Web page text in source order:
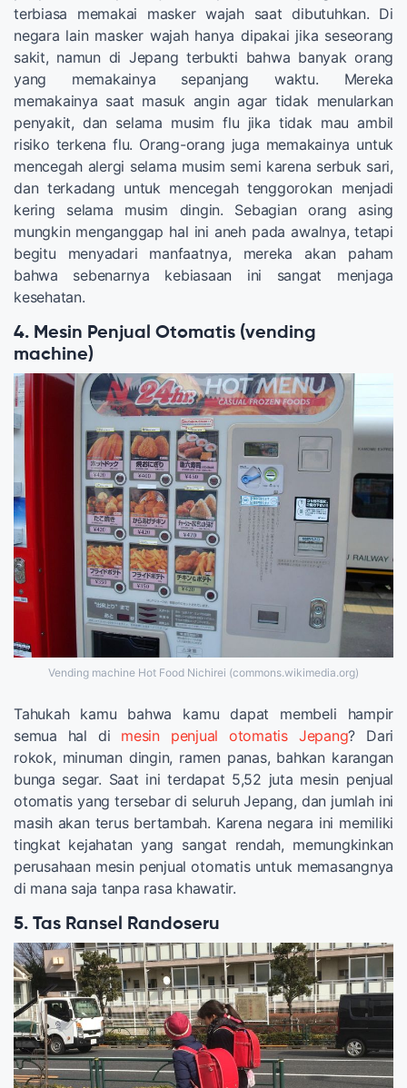
terbiasa memakai masker wajah saat dibutuhkan. Di
negara lain masker wajah hanya dipakai jika seseorang
sakit, namun di Jepang terbukti bahwa banyak orang
yang memakainya sepanjang waktu. Mereka
memakainya saat masuk angin agar tidak menularkan
penyakit, dan selama musim flu jika tidak mau ambil
risiko terkena flu. Orang-orang juga memakainya untuk
mencegah alergi selama musim semi karena serbuk sari,
dan terkadang untuk mencegah tenggorokan menjadi
kering selama musim dingin. Sebagian orang asing
mungkin menganggap hal ini aneh pada awalnya, tetapi
begitu menyadari manfaatnya, mereka akan paham
bahwa sebenarnya kebiasaan ini sangat menjaga
kesehatan.
4. Mesin Penjual Otomatis (vending
machine)
Vending machine Hot Food Nichirei (commons.wikimedia.org)
Tahukah kamu bahwa kamu dapat membeli hampir
semua hal di mesin penjual otomatis Jepang? Dari
rokok, minuman dingin, ramen panas, bahkan karangan
bunga segar. Saat ini terdapat 5,52 juta mesin penjual
otomatis yang tersebar di seluruh Jepang, dan jumlah ini
masih akan terus bertambah. Karena negara ini memiliki
tingkat kejahatan yang sangat rendah, memungkinkan
perusahaan mesin penjual otomatis untuk memasangnya
di mana saja tanpa rasa khawatir.
5. Tas Ransel Randoseru